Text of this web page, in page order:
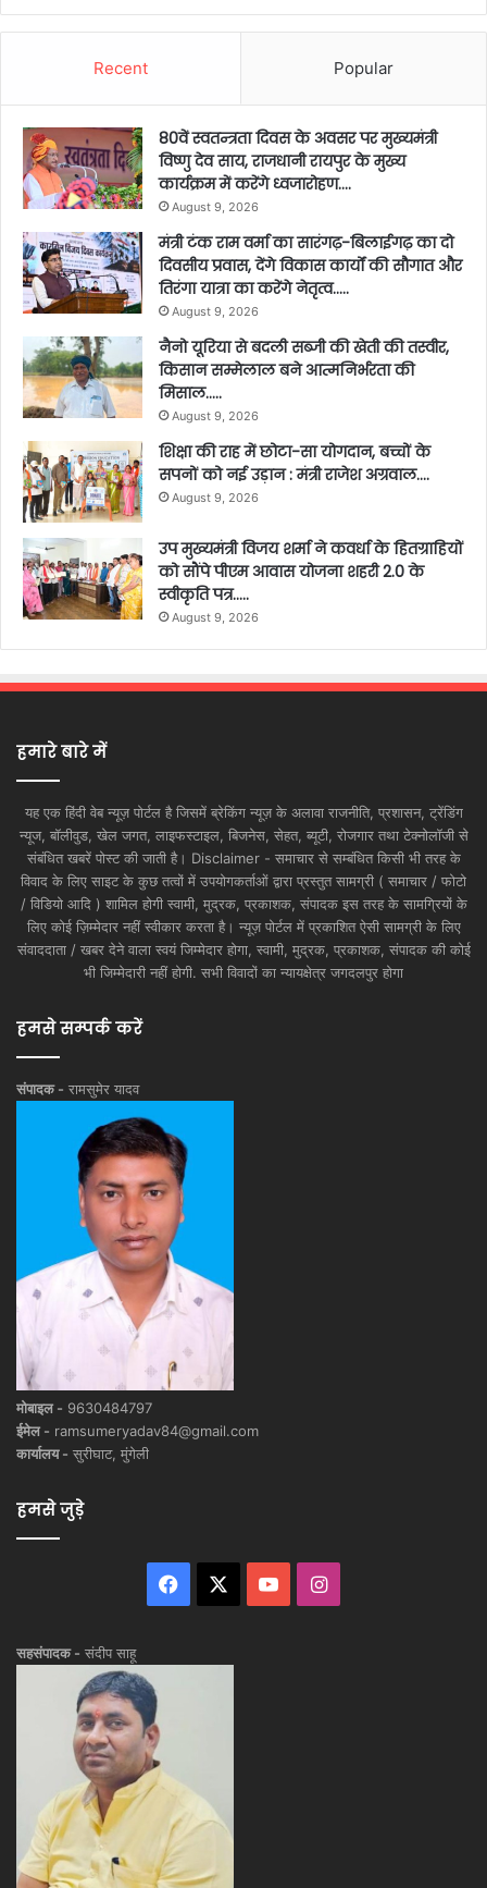
Recent Popular
80वें स्वतन्त्रता दिवस के अवसर पर मुख्यमंत्री
विष्णु देव साय, राजधानी रायपुर के मुख्य
कार्यक्रम में करेंगे ध्वजारोहण….
August 9, 2026
मंत्री टंक राम वर्मा का सारंगढ़-बिलाईगढ़ का दो
दिवसीय प्रवास, देंगे विकास कार्यों की सौगात और
तिरंगा यात्रा का करेंगे नेतृत्व…..
August 9, 2026
नैनो यूरिया से बदली सब्जी की खेती की तस्वीर,
किसान सम्मेलाल बने आत्मनिर्भरता की
मिसाल…..
August 9, 2026
शिक्षा की राह में छोटा-सा योगदान, बच्चों के
सपनों को नई उड़ान : मंत्री राजेश अग्रवाल….
August 9, 2026
उप मुख्यमंत्री विजय शर्मा ने कवर्धा के हितग्राहियों
को सौंपे पीएम आवास योजना शहरी 2.0 के
स्वीकृति पत्र…..
August 9, 2026
हमारे बारे में
यह एक हिंदी वेब न्यूज़ पोर्टल है जिसमें ब्रेकिंग न्यूज़ के अलावा राजनीति, प्रशासन, ट्रेंडिंग
न्यूज, बॉलीवुड, खेल जगत, लाइफस्टाइल, बिजनेस, सेहत, ब्यूटी, रोजगार तथा टेक्नोलॉजी से
संबंधित खबरें पोस्ट की जाती है। Disclaimer - समाचार से सम्बंधित किसी भी तरह के
विवाद के लिए साइट के कुछ तत्वों में उपयोगकर्ताओं द्वारा प्रस्तुत सामग्री ( समाचार / फोटो
/ विडियो आदि ) शामिल होगी स्वामी, मुद्रक, प्रकाशक, संपादक इस तरह के सामग्रियों के
लिए कोई ज़िम्मेदार नहीं स्वीकार करता है। न्यूज़ पोर्टल में प्रकाशित ऐसी सामग्री के लिए
संवाददाता / खबर देने वाला स्वयं जिम्मेदार होगा, स्वामी, मुद्रक, प्रकाशक, संपादक की कोई
भी जिम्मेदारी नहीं होगी. सभी विवादों का न्यायक्षेत्र जगदलपुर होगा
हमसे सम्पर्क करें
संपादक - रामसुमेर यादव
मोबाइल - 9630484797
ईमेल - ramsumeryadav84@gmail.com
कार्यालय - सुरीघाट, मुंगेली
हमसे जुड़े
Facebook YouTubeInstagram
सहसंपादक - संदीप साहू